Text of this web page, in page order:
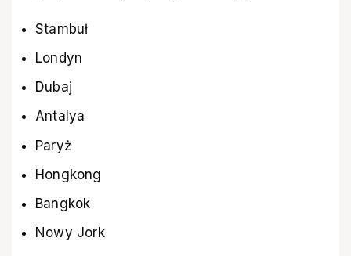
Stambuł
Londyn
Dubaj
Antalya
Paryż
Hongkong
Bangkok
Nowy Jork